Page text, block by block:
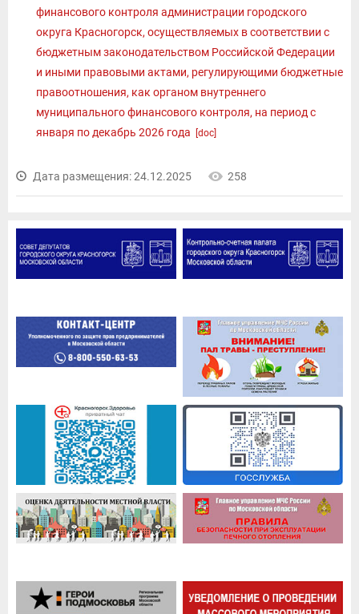
финансового контроля администрации городского
округа Красногорск, осуществляемых в соответствии с
бюджетным законодательством Российской Федерации
и иными правовыми актами, регулирующими бюджетные
правоотношения, как органом внутреннего
муниципального финансового контроля, на период с
января по декабрь 2026 года
[doc]
Дата размещения: 24.12.2025 258